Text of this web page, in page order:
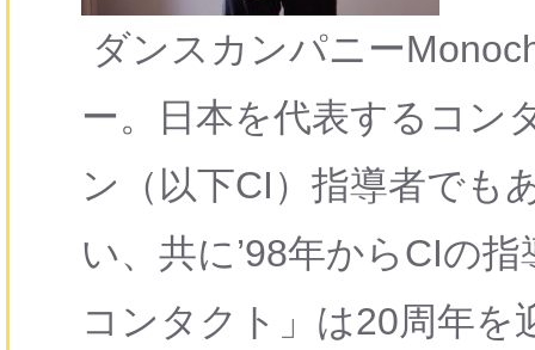
ダンスカンパニー
ー。日本を代表するコン
ン（以下CI）指導者でも
い、共に’98年からCIの
コンタクト」は20周年